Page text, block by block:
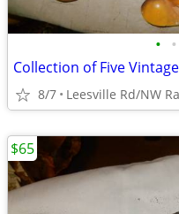
• •
Collection of Five
8/7 Leesville Rd/NW
$65